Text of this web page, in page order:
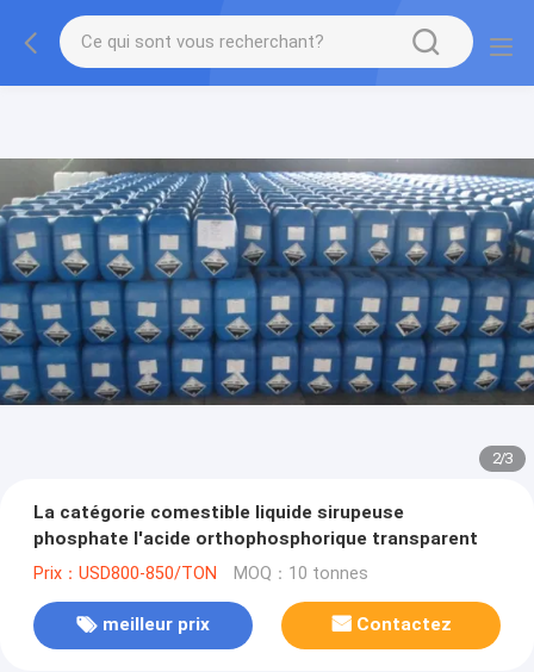
2/3
La catégorie comestible liquide sirupeuse
phosphate l'acide orthophosphorique transparent
Prix：USD800-850/TON MOQ：10 tonnes
meilleur prix Contactez